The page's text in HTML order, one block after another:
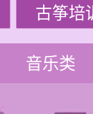
古筝培
音乐类